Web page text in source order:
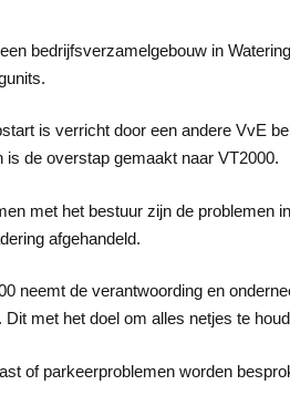
bedrijfsverzamelgebouw in
is verricht door een andere VvE
is de overstap gemaakt naar VT2000.
met het bestuur zijn de problemen
afgehandeld.
neemt de verantwoording en
Dit met het doel om alles netjes te
of parkeerproblemen worden